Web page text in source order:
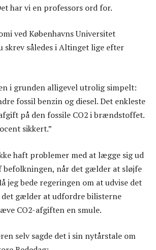
har vi en professors ord for.
ved Københavns Universitet
skrev således i Altinget lige efter
i grunden alligevel utrolig simpelt:
fossil benzin og diesel. Det enkleste
på den fossile CO2 i brændstoffet.
sikkert.”
haft problemer med at lægge sig ud
befolkningen, når det gælder at sløjfe
jeg bede regeringen om at udvise det
det gælder at udfordre bilisterne
CO2-afgiften en smule.
selv sagde det i sin nytårstale om